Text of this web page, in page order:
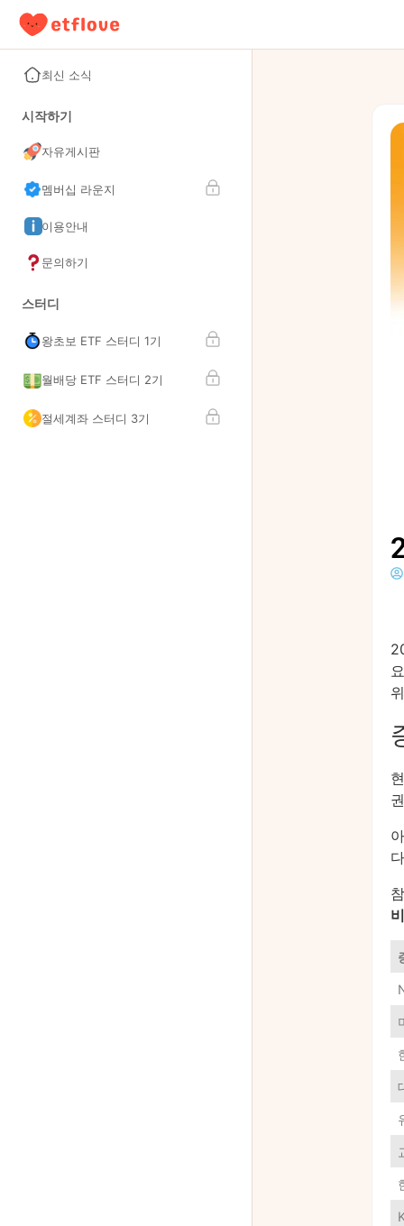
최신 소식
시작하기
자유게시판
멤버십 라운지
이용안내
문의하기
스터디
왕초보 ETF 스터디 1기
월배당 ETF 스터디 2기
절세계좌 스터디 3기